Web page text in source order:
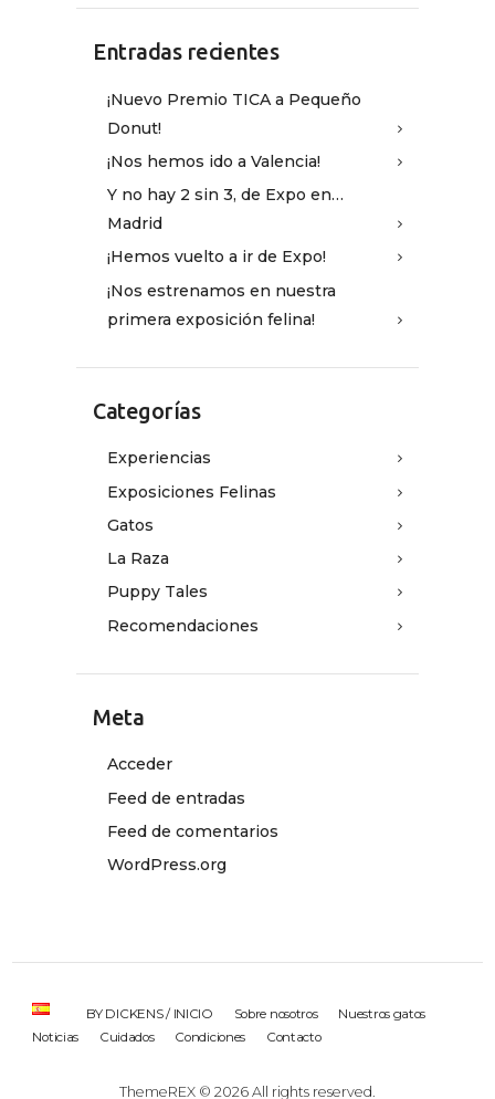
Entradas recientes
¡Nuevo Premio TICA a Pequeño
Donut!
¡Nos hemos ido a Valencia!
Y no hay 2 sin 3, de Expo en…
Madrid
¡Hemos vuelto a ir de Expo!
¡Nos estrenamos en nuestra
primera exposición felina!
Categorías
Experiencias
Exposiciones Felinas
Gatos
La Raza
Puppy Tales
Recomendaciones
Meta
Acceder
Feed de entradas
Feed de comentarios
WordPress.org
BY DICKENS / INICIO Sobre nosotros
Nuestros gatos
Noticias
Cuidados Condiciones Contacto
ThemeREX © 2026 All rights reserved.